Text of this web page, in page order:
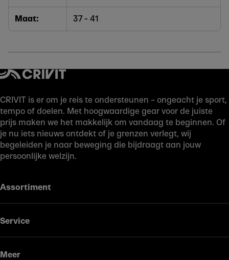
Maat: 37 - 41
CRIVIT is er om je reis te ondersteunen – ongeacht je sport,
tempo of doelen. Met hoogwaardige gear voor de juiste
prijs maken we het makkelijk om vandaag te beginnen. Of
je nu iets nieuws ontdekt of je grenzen verlegt, wij
begeleiden je naar beweging die bijdraagt aan jouw
persoonlijke welzijn.
Assortiment
Service
Meer